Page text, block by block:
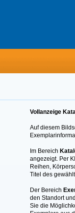
Vollanzeige
Auf diesem
Im Bereich
angezeigt. Per
Reihen,
Titel des
Der Bereich
den Standort
Sie die